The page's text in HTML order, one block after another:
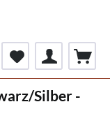
Silber -